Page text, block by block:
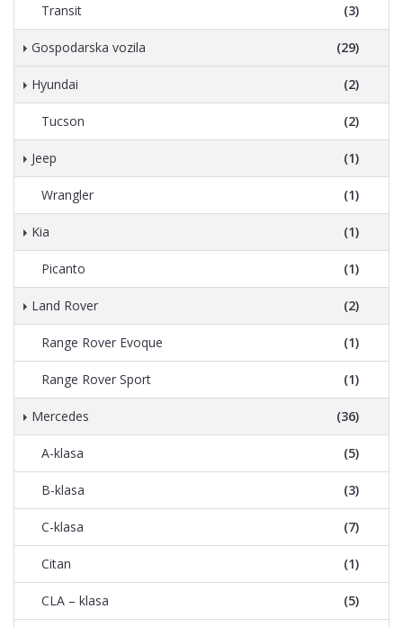
Transit (3)
Gospodarska vozila (29)
Hyundai (2)
Tucson (2)
Jeep (1)
Wrangler (1)
Kia (1)
Picanto (1)
Land Rover (2)
Range Rover Evoque (1)
Range Rover Sport (1)
Mercedes (36)
A-klasa (5)
B-klasa (3)
C-klasa (7)
Citan (1)
CLA – klasa (5)